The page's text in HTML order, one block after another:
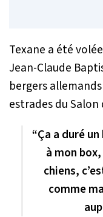
Texane a été
Jean-Claude
bergers
estrades du Salon
“Ça a duré
à mon
chiens,
comme